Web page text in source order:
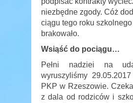
niezbędne zgody. Cóż
ciągu tego roku
brakowało.
Wsiąść do pociągu…
Pełni nadziei na
wyruszyliśmy
PKP w Rzeszowie.
z dala od rodziców i